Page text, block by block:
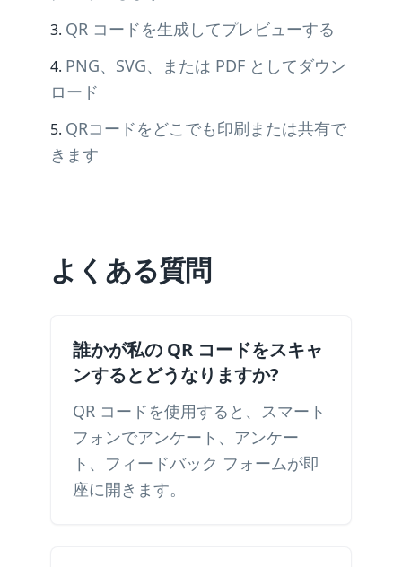
QR コードを生成してプレビューする
PNG、SVG、または PDF としてダウン
ロード
QRコードをどこでも印刷または共有で
きます
よくある質問
誰かが私の QR コードをスキャ
ンするとどうなりますか?
QR コードを使用すると、スマート
フォンでアンケート、アンケー
ト、フィードバック フォームが即
座に開きます。